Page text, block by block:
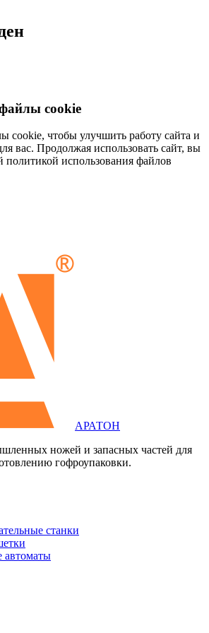
cookie
cookie, чтобы улучшить работу сайта и
вас. Продолжая использовать сайт, вы
политикой использования файлов
АРАТОН
ножей и запасных частей для
гофроупаковки.
станки
автоматы